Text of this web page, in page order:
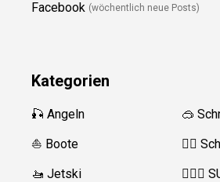
Facebook (wöchentlich neue Posts)
Kategorien
🎣 Angeln
⛵️ Boote
🚤 Jetski
🥽
🏊‍♂️
🏄‍♀️🛶